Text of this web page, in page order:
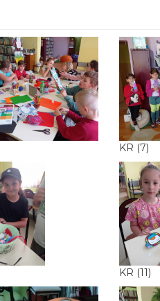
KR (7)
KR (11)